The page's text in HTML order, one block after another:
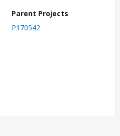
Parent Projects
P170542